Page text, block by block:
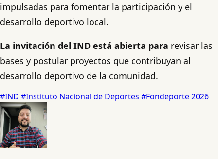
impulsadas para fomentar la participación y el
desarrollo deportivo local.
La invitación del IND está abierta para revisar las
bases y postular proyectos que contribuyan al
desarrollo deportivo de la comunidad.
#IND #Instituto Nacional de Deportes #Fondeporte 2026